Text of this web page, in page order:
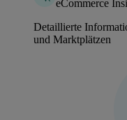
eCommerce
Detaillierte
und Marktplätzen